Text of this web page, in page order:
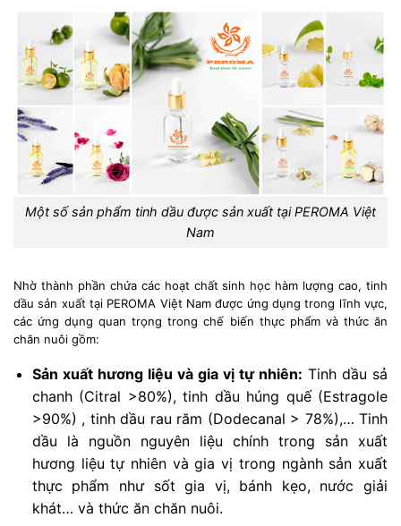
Một số sản phẩm tinh dầu được sản xuất tại PEROMA Việt
Nam
Nhờ thành phần chứa các hoạt chất sinh học hàm lượng cao, tinh
dầu sản xuất tại PEROMA Việt Nam được ứng dụng trong lĩnh vực,
các ứng dụng quan trọng trong chế biến thực phẩm và thức ăn
chăn nuôi gồm:
Sản xuất hương liệu và gia vị tự nhiên: Tinh dầu sả
chanh (Citral >80%), tinh dầu húng quế (Estragole
>90%) , tinh dầu rau răm (Dodecanal > 78%),… Tinh
dầu là nguồn nguyên liệu chính trong sản xuất
hương liệu tự nhiên và gia vị trong ngành sản xuất
thực phẩm như sốt gia vị, bánh kẹo, nước giải
khát… và thức ăn chăn nuôi.